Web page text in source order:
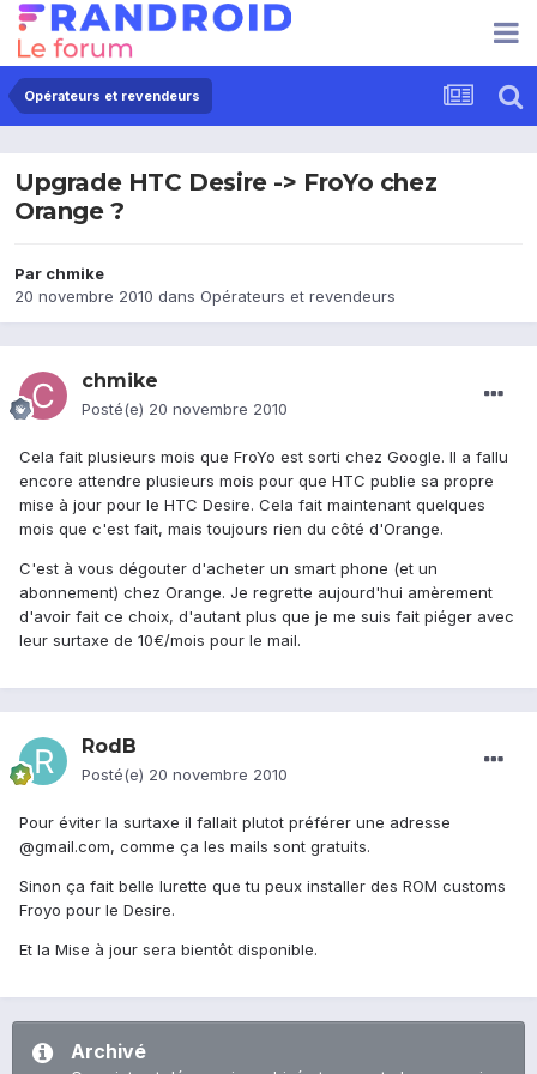
Opérateurs et revendeurs
Upgrade HTC Desire -> FroYo chez
Orange ?
Par chmike
20 novembre 2010 dans Opérateurs et revendeurs
chmike
Posté(e) 20 novembre 2010
Cela fait plusieurs mois que FroYo est sorti chez Google. Il a fallu
encore attendre plusieurs mois pour que HTC publie sa propre
mise à jour pour le HTC Desire. Cela fait maintenant quelques
mois que c'est fait, mais toujours rien du côté d'Orange.
C'est à vous dégouter d'acheter un smart phone (et un
abonnement) chez Orange. Je regrette aujourd'hui amèrement
d'avoir fait ce choix, d'autant plus que je me suis fait piéger avec
leur surtaxe de 10€/mois pour le mail.
RodB
Posté(e) 20 novembre 2010
Pour éviter la surtaxe il fallait plutot préférer une adresse
@gmail.com, comme ça les mails sont gratuits.
Sinon ça fait belle lurette que tu peux installer des ROM customs
Froyo pour le Desire.
Et la Mise à jour sera bientôt disponible.
Archivé